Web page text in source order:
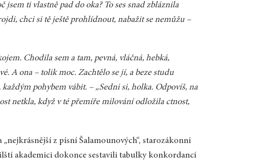
ti vlastně pad do oka? To ses snad zbláznila
chci si tě ještě prohlídnout, nabažit se nemůžu –
Chodila sem a tam, pevná, vláčná, hebká,
A ona – tolik moc. Zachtělo se jí, a beze studu
pohybem vábit. – „Sedni si, holka. Odpovíš, na
netkla, když v té přemíře milování odložila ctnost,
z písní Šalamounových“, starozákonní
akademici dokonce sestavili tabulky konkordancí